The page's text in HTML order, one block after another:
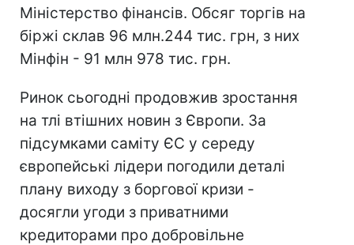
Міністерство фінансів. Обсяг торгів на
біржі склав 96 млн.244 тис. грн, з них
Мінфін - 91 млн 978 тис. грн.
Ринок сьогодні продовжив зростання
на тлі втішних новин з Європи. За
підсумками саміту ЄС у середу
європейські лідери погодили деталі
плану виходу з боргової кризи -
досягли угоди з приватними
кредиторами про добровільне